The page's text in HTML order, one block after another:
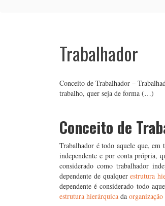
Trabalhador
Conceito de Trabalhador –
trabalho, quer seja de forma (…)
Conceito de
Trabalhador é todo aquele que,
independente e por conta própria,
considerado como trabalhador
dependente de qualquerestrutura
dependente é considerado todo
estrutura hierárquica da organização